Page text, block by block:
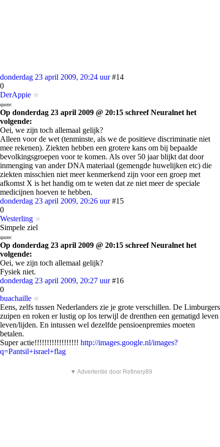
donderdag 23 april 2009, 20:24 uur #14
0
DerAppie
quote:
Op donderdag 23 april 2009 @ 20:15 schreef Neuralnet het
volgende:
Oei, we zijn toch allemaal gelijk?
Alleen voor de wet (tenminste, als we de positieve discriminatie niet
mee rekenen). Ziekten hebben een grotere kans om bij bepaalde
bevolkingsgroepen voor te komen. Als over 50 jaar blijkt dat door
inmenging van ander DNA materiaal (gemengde huwelijken etc) die
ziekten misschien niet meer kenmerkend zijn voor een groep met
afkomst X is het handig om te weten dat ze niet meer de speciale
medicijnen hoeven te hebben.
donderdag 23 april 2009, 20:26 uur #15
0
Westerling
Simpele ziel
quote:
Op donderdag 23 april 2009 @ 20:15 schreef Neuralnet het
volgende:
Oei, we zijn toch allemaal gelijk?
Fysiek niet.
donderdag 23 april 2009, 20:27 uur #16
0
buachaille
Eens, zelfs tussen Nederlanders zie je grote verschillen. De Limburgers
zuipen en roken er lustig op los terwijl de drenthen een gematigd leven
leven/lijden. En intussen wel dezelfde pensioenpremies moeten
betalen.
Super actie!!!!!!!!!!!!!!!!!! http://images.google.nl/images?
q=Pantsil+israel+flag
▼ Advertentie door Refinery89